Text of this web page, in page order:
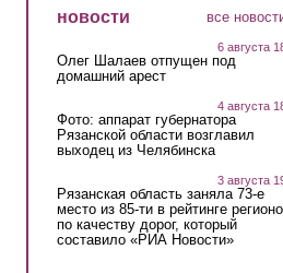
новости все
6 августа
Олег Шалаев отпущен под
домашний арест
4 августа
Фото: аппарат губернатора
Рязанской области возглавил
выходец из Челябинска
3 августа
Рязанская область заняла 73-е
место из 85-ти в рейтинге
по качеству дорог, который
составило «РИА Новости»